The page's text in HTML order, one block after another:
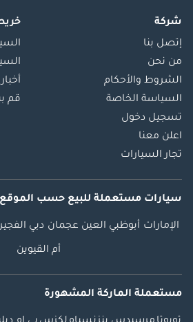
شركة
إتصل بنا
من نحن
الشروط والأحكام
السياسة الخاصة
تسجيل دخول
اعلن معنا
تجار السيارات
قم
سيارات مستعملة للبيع حسب الموقع
الإمارات أبوظبي العين عجمان دبي
أم القيوين
مستعملة الماركة المشهورة